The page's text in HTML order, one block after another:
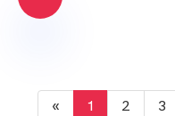
« 1 2 3